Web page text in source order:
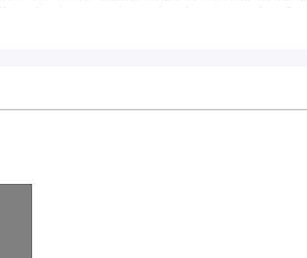
，确保用户随时掌握天气变化。
通知，提醒用户下载最新版本，享受新功能和